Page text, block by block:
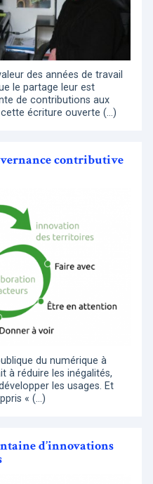
des années de travail
le partage leur est
de contributions aux
écriture ouverte (…)
contributive
du numérique à
à réduire les inégalités,
les usages. Et
« (…)
d’innovations